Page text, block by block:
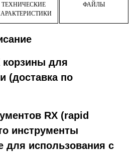
ТЕХНИЧЕСКИЕ
ФАЙЛЫ
для
(доставка по
RX (rapid
инструменты
для использования с